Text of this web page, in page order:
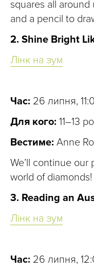
squares all
and a pencil to
2. Shine Bright
Лінк на зум
Час: 26 липня,
Для кого: 11–13
Вестиме: Anne
We’ll continue
world of diamonds!
3. Reading an
Лінк на зум
Час: 26 липня,